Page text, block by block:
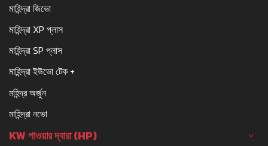
মাহিন্দ্রা জিভো
মাহিন্দ্রা XP প্লাস
মাহিন্দ্রা SP প্লাস
মাহিন্দ্রা ইউভো টেক +
মহিন্দ্র অর্জুন
মাহিন্দ্রা নভো
KW পাওয়ার দ্বারা (HP)